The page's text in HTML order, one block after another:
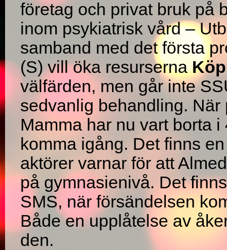
företag och privat bruk på
inom psykiatrisk vård –
samband med det första
(S) vill öka resurserna
välfärden, men går inte
sedvanlig behandling.
Mamma har nu vart borta
komma igång. Det finns
aktörer varnar för att
på gymnasienivå. Det
SMS, när försändelsen
Både en upplåtelse av
den.